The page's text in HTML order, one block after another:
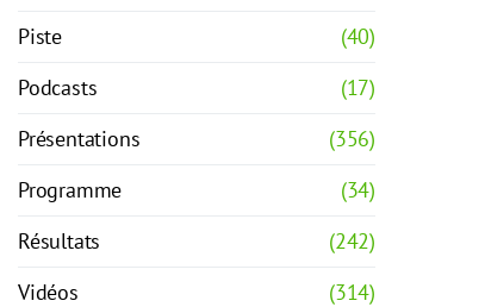
Piste
(40)
Podcasts
(17)
Présentations
(356)
Programme
(34)
Résultats
(242)
Vidéos
(314)